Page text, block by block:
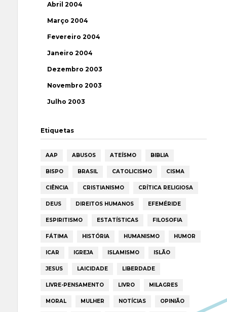
Abril 2004
Março 2004
Fevereiro 2004
Janeiro 2004
Dezembro 2003
Novembro 2003
Julho 2003
Etiquetas
AAP ABUSOS ATEÍSMO BIBLIA
BISPO BRASIL CATOLICISMO CISMA
CIÊNCIA CRISTIANISMO CRÍTICA RELIGIOSA
DEUS DIREITOS HUMANOS EFEMÉRIDE
ESPIRITISMO ESTATÍSTICAS FILOSOFIA
FÁTIMA HISTÓRIA HUMANISMO HUMOR
ICAR IGREJA ISLAMISMO ISLÃO
JESUS LAICIDADE LIBERDADE
LIVRE-PENSAMENTO LIVRO MILAGRES
MORAL MULHER NOTÍCIAS OPINIÃO